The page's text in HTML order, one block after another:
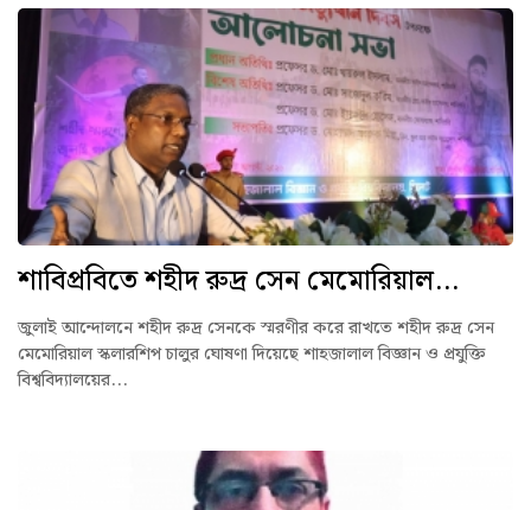
শাবিপ্রবিতে শহীদ রুদ্র সেন মেমোরিয়াল...
জুলাই আন্দোলনে শহীদ রুদ্র সেনকে স্মরণীর করে রাখতে শহীদ রুদ্র সেন
মেমোরিয়াল স্কলারশিপ চালুর ঘোষণা দিয়েছে শাহজালাল বিজ্ঞান ও প্রযুক্তি
বিশ্ববিদ্যালয়ের...